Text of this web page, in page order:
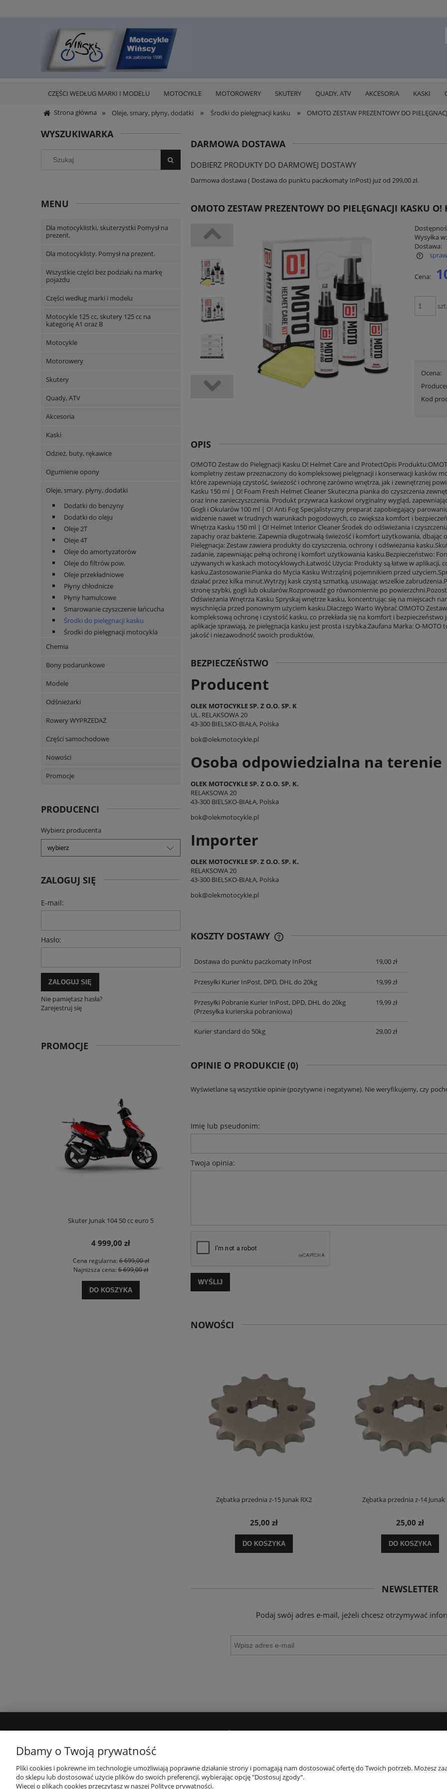
CZĘŚCI WEDŁUG MARKI I MODELU MOTOCYKLE MOTOROWERY SKUTERY QUADY, ATV AKCESORIA KASKI
Strona główna » Oleje, smary, płyny, dodatki » Środki do pielęgnacji kasku » OMOTO ZESTAW PREZENTOWY DO
WYSZUKIWARKA
MENU
Dla motocyklistki, skuterzystki Pomysł na
prezent.
Dla motocyklisty. Pomysł na prezent.
Wszystkie części bez podziału na markę
pojazdu
Części według marki i modelu
Motocykle 125 cc, skutery 125 cc na
kategorię A1 oraz B
Motocykle
Motorowery
Skutery
Quady, ATV
Akcesoria
Kaski
Odzież, buty, rękawice
Ogumienie opony
Oleje, smary, płyny, dodatki
Dodatki do benzyny
Dodatki do oleju
Oleje 2T
Oleje 4T
Oleje do amortyzatorów
Oleje do filtrów pow.
Oleje przekładniowe
Płyny chłodnicze
Płyny hamulcowe
Smarowanie czyszczenie łańcucha
Środki do pielęgnacji kasku
Środki do pielęgnacji motocykla
Chemia
Bony podarunkowe
Modele
Odśnieżarki
Rowery WYPRZEDAŻ
Części samochodowe
Nowości
Promocje
PRODUCENCI
Wybierz producenta
ZALOGUJ SIĘ
E-mail:
Hasło:
ZALOGUJ SIĘ
Nie pamiętasz hasła?
Zarejestruj się
PROMOCJE
Skuter Junak 104 50 cc euro 5
4 999,00 zł
Cena regularna:6 699,00 zł
Najniższa cena: 6 699,00 zł
DO KOSZYKA
4 999,00 zł
DO KOSZYKA
DARMOWA DOSTAWA
DOBIERZ PRODUKTY DO DARMOWEJ DOSTAWY
Darmowa dostawa ( Dostawa do punktu paczkomaty InPost) już od 299,00 zł.
OMOTO ZESTAW PREZENTOWY DO PIELĘGNACJI KASKU
Wysyłka w:
Dostawa:
Cena nie zawiera ewentualnych kosztów
płatności
Cena:
Ocena:
Kod
OPIS
O!MOTO Zestaw do Pielęgnacji Kasku O! Helmet Care and ProtectOpis
kompletny zestaw przeznaczony do kompleksowej pielęgnacji i konserwacji kasków
które zapewniają czystość, świeżość i ochronę zarówno wnętrza, jak i zewnętrznej
Kasku 150 ml | O! Foam Fresh Helmet Cleaner Skuteczna pianka do czyszczenia
oraz inne zanieczyszczenia. Produkt przywraca kaskowi oryginalny wygląd,
Gogli i Okularów 100 ml | O! Anti Fog Specjalistyczny preparat zapobiegający
widzenie nawet w trudnych warunkach pogodowych, co zwiększa komfort i
Wnętrza Kasku 150 ml | O! Helmet Interior Cleaner Środek do odświeżania i
zapachy oraz bakterie. Zapewnia długotrwałą świeżość i komfort użytkowania,
Pielęgnacja: Zestaw zawiera produkty do czyszczenia, ochrony i odświeżania
zadanie, zapewniając pełną ochronę i komfort użytkowania kasku.Bezpieczeństwo:
używanych w kaskach motocyklowych.Łatwość Użycia: Produkty są łatwe w aplikacji,
kasku.Zastosowanie:Pianka do Mycia Kasku Wstrząśnij pojemnikiem przed
działać przez kilka minut.Wytrzyj kask czystą szmatką, usuwając wszelkie
stronę szybki, gogli lub okularów.Rozprowadź go równomiernie po
Odświeżania Wnętrza Kasku Spryskaj wnętrze kasku, koncentrując się na miejscach
wyschnięcia przed ponownym użyciem kasku.Dlaczego Warto Wybrać O!MOTO
kompleksową ochronę i czystość kasku, co przekłada się na komfort i
aplikacje sprawiają, że pielęgnacja kasku jest prosta i szybka.Zaufana Marka: O-
jakość i niezawodność swoich produktów.
BEZPIECZEŃSTWO
Producent
OLEK MOTOCYKLE SP. Z O.O. SP. K
UL. RELAKSOWA 20
43-300 BIELSKO-BIAŁA, Polska
bok@olekmotocykle.pl
Osoba odpowiedzialna na terenie
OLEK MOTOCYKLE SP. Z O.O. SP. K.
RELAKSOWA 20
43-300 BIELSKO-BIAŁA, Polska
bok@olekmotocykle.pl
Importer
OLEK MOTOCYKLE SP. Z O.O. SP. K.
RELAKSOWA 20
43-300 BIELSKO-BIAŁA, Polska
bok@olekmotocykle.pl
KOSZTY DOSTAWY
CENA NIE ZAWIERA EWENTUALNYCH
Dostawa do punktu paczkomaty InPost 19,00 zł
Przesyłki Kurier InPost, DPD, DHL do 20kg 19,99 zł
Przesyłki Pobranie Kurier InPost, DPD, DHL do 20kg
(Przesyłka kurierska pobraniowa)
19,99 zł
Kurier standard do 50kg 29,00 zł
OPINIE O PRODUKCIE (0)
Wyświetlane są wszystkie opinie (pozytywne i negatywne). Nie weryfikujemy, czy
Imię lub pseudonim:
Twoja opinia:
WYŚLIJ
NOWOŚCI
Zębatka przednia z-15 Junak RX2
25,00 zł
DO KOSZYKA
Zębatka przednia z-14 Junak
25,00 zł
DO KOSZYKA
NEWSLETTER
Podaj swój adres e-mail, jeżeli chcesz otrzymywać
Jak kupować
RODO
Dostępność produktów
Faktury i paragony
Twoje zamówienia
Ustawienia konta
Gwarancja
Dbamy o Twoją prywatność
Pliki cookies i pokrewne im technologie umożliwiają poprawne działanie strony i pomagają nam dostosować ofertę do Twoich potrzeb. Możesz
do sklepu lub dostosować użycie plików do swoich preferencji, wybierając opcję "Dostosuj zgody".
Więcej o plikach cookies przeczytasz w naszej Polityce prywatności.